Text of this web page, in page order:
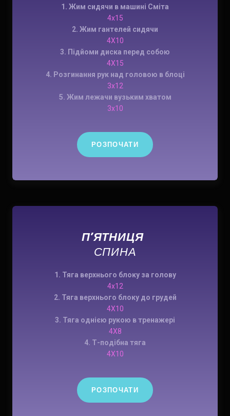
1. Жим сидячи в машині Сміта
4х15
2. Жим гантелей сидячи
4X10
3. Підйоми диска перед собою
4X15
4. Розгинання рук над головою в блоці
3x12
5. Жим лежачи вузьким хватом
3x10
РОЗПОЧАТИ
П’ЯТНИЦЯ
СПИНА
1. Тяга верхнього блоку за голову
4х12
2. Тяга верхнього блоку до грудей
4X10
3. Тяга однією рукою в тренажері
4X8
4. Т-подібна тяга
4X10
РОЗПОЧАТИ